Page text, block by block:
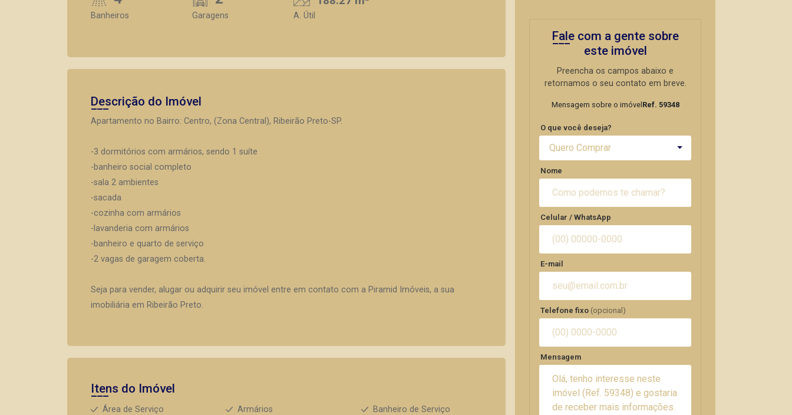
Banheiros Garagens A. Útil
Descrição do Imóvel
Apartamento no Bairro: Centro, (Zona Central), Ribeirão Preto-SP.
-3 dormitórios com armários, sendo 1 suíte
-banheiro social completo
-sala 2 ambientes
-sacada
-cozinha com armários
-lavanderia com armários
-banheiro e quarto de serviço
-2 vagas de garagem coberta.
Seja para vender, alugar ou adquirir seu imóvel entre em contato com a Piramid Imóveis, a sua
imobiliária em Ribeirão Preto.
Itens do Imóvel
Área de Serviço Armários
Banheiro de Serviço
Fale com a gente sobre
este imóvel
Preencha os campos abaixo e
retornamos o seu contato em breve.
Mensagem sobre o imóvel Ref. 59348
O que você deseja?
Quero Comprar
Nome
Celular / WhatsApp
E-mail
Telefone fixo (opcional)
Mensagem